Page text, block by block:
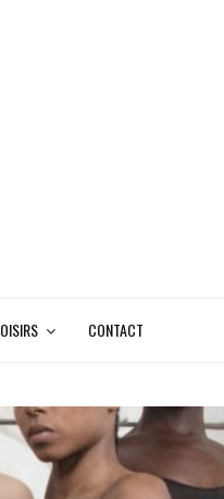
CONTACT